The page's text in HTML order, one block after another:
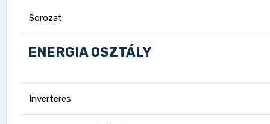
Sorozat
ENERGIA OSZTÁLY
Inverteres